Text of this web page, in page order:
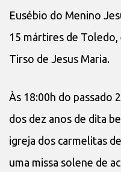
Eusébio do Menino
15 mártires de Toledo,
Tirso de Jesus Maria.
Às 18:00h do passado
dos dez anos de dita
igreja dos carmelitas
uma missa solene de